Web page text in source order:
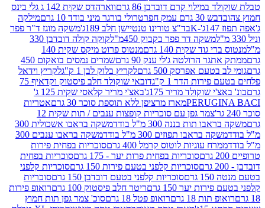
קרם דובדבן 86 גרם
ווארהדס שקית 142 ג גלי בינס
דבש 30 גרם עמק חפר
טרולי בורגר מיני בודד 10 גרם
מילקה
בד"צ טורינו טנטיישן חלב 189ג'
משקה מוגז ד"ר פפר
משקה דר פפר בקבוק 450מ"ל
קוקה קולה דובדבן 330
גוד שקית 140 גרם
מנטוס פרוט מיקס שקית 140
הרולטה ג'לי ענק 90 גרם
שמרים נמסים בואקום 450
אפרסק 500 גרם
לקריץ בלוק לבן 1 ק"ג
לקריץ וידאל
הדר 1 ק"ג
דובאי שוקולד חלב פיסטוק וקדאיף 75
שוקולד מריר 175ג'
באצ'י מריר קלאסי שקית 125 ג'
מארז מרציפן ללא תוספת סוכר 30 גרם
אטריות
צמר גפן עם סוכריות קופצות ענבים / תות שקית 12
תות בננה 300 מ"ל בודד
משקה בראבו אשכולית 300
בראבו תפוזים 300 מ"ל בודד
משקה בראבו ענבים 300
עוגיות לוטוס קרמל 400 גרם
סוכריות בפחית פירות
סוכריות בפחית פרות יער - 175 גרם
סוכריות בפחית
סוכריות קלפני בטעם פירות 150 גרם
סוכריות קלפני
סוכריות קלפני בטעם דובדבן 150 גרם
סוכריות
יער 150 גרם
ריטר חלב פיסטוק 100 גרם
רואופ פירות
תות 18 גרם
רואופ פטל 18 גרם
סוכ' צמר גפן תות חמוץ